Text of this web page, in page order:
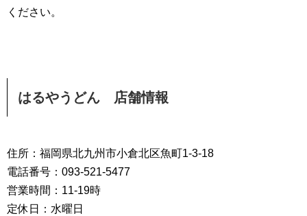
ください。
はるやうどん 店舗情報
住所：福岡県北九州市小倉北区魚町1-3-18
電話番号：093-521-5477
営業時間：11-19時
定休日：水曜日